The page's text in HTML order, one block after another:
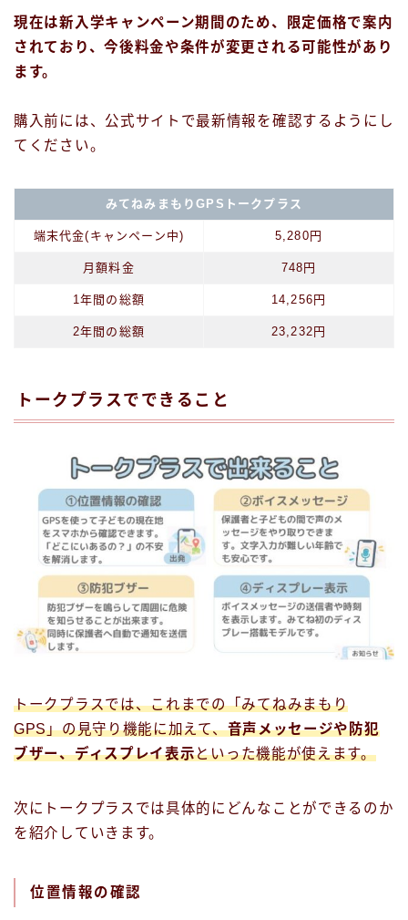
現在は新入学キャンペーン期間のため、限定価格で案内
されており、今後料金や条件が変更される可能性があり
ます。
購入前には、公式サイトで最新情報を確認するようにし
てください。
みてねみまもりGPSトークプラス
端末代金(キャンペーン中) 5,280円
月額料金 748円
1年間の総額 14,256円
2年間の総額 23,232円
トークプラスでできること
トークプラスでは、これまでの「みてねみまもり
GPS」の見守り機能に加えて、音声メッセージや防犯
ブザー、ディスプレイ表示といった機能が使えます。
次にトークプラスでは具体的にどんなことができるのか
を紹介していきます。
位置情報の確認